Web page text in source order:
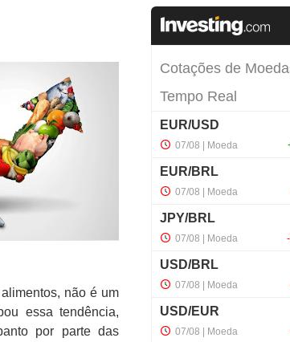
não é um
essa tendência,
por parte das